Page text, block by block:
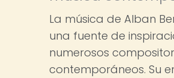
La música de Alban
una fuente de
numerosos
contemporáneos. Su